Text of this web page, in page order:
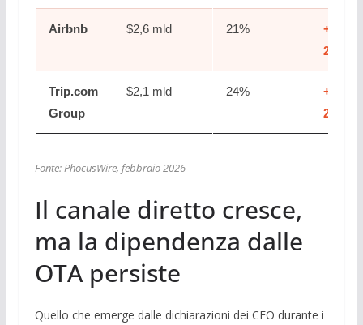
Airbnb $2,6 mld 21%
+24%
2024
Trip.com
Group
$2,1 mld 24%
+25%
2024
Fonte: PhocusWire, febbraio 2026
Il canale diretto cresce,
ma la dipendenza dalle
OTA persiste
Quello che emerge dalle dichiarazioni dei CEO durante i